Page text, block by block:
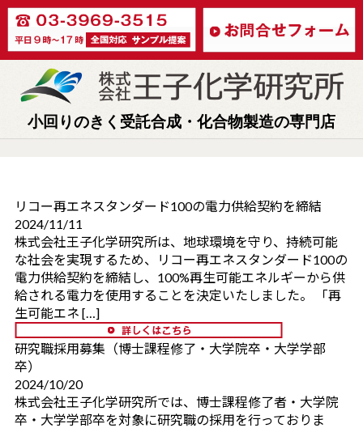
小回りのきく受託合成・化合物製造の専門店
リコー再エネスタンダード100の電力供給契約を締結
2024/11/11
株式会社王子化学研究所は、地球環境を守り、持続可能
な社会を実現するため、リコー再エネスタンダード100の
電力供給契約を締結し、100%再生可能エネルギーから供
給される電力を使用することを決定いたしました。 「再
生可能エネ […]
研究職採用募集（博士課程修了・大学院卒・大学学部
卒）
2024/10/20
株式会社王子化学研究所では、博士課程修了者・大学院
卒・大学学部卒を対象に研究職の採用を行っておりま